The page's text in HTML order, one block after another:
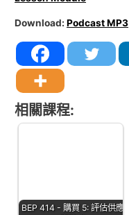
Download:Podcast MP3
相關課程:
BEP 414 - 購買 5: 評估供應